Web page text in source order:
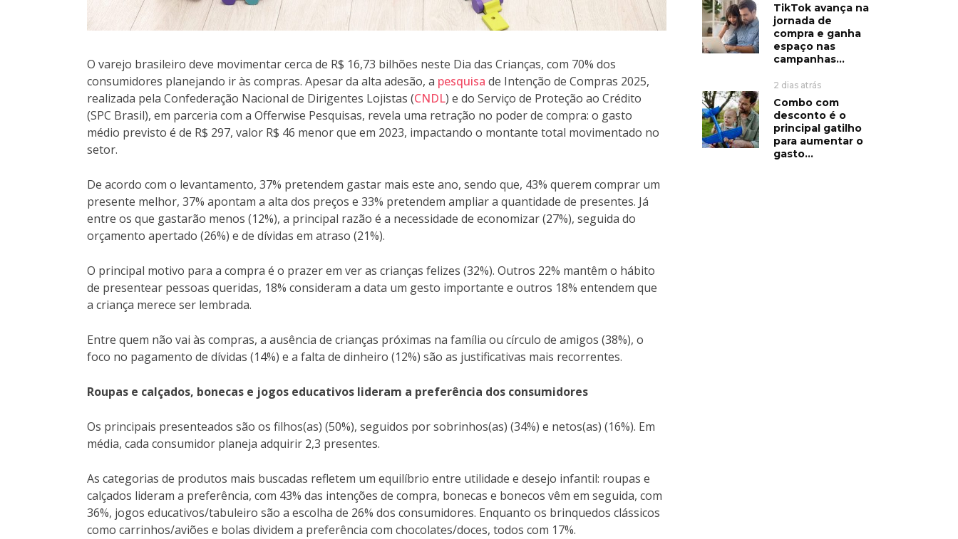
O varejo brasileiro deve movimentar cerca de R$ 16,73 bilhões neste Dia das Crianças, com 70% dos
consumidores planejando ir às compras. Apesar da alta adesão, a pesquisa de Intenção de Compras 2025,
realizada pela Confederação Nacional de Dirigentes Lojistas (CNDL) e do Serviço de Proteção ao Crédito
(SPC Brasil), em parceria com a Offerwise Pesquisas, revela uma retração no poder de compra: o gasto
médio previsto é de R$ 297, valor R$ 46 menor que em 2023, impactando o montante total movimentado no
setor.
De acordo com o levantamento, 37% pretendem gastar mais este ano, sendo que, 43% querem comprar um
presente melhor, 37% apontam a alta dos preços e 33% pretendem ampliar a quantidade de presentes. Já
entre os que gastarão menos (12%), a principal razão é a necessidade de economizar (27%), seguida do
orçamento apertado (26%) e de dívidas em atraso (21%).
O principal motivo para a compra é o prazer em ver as crianças felizes (32%). Outros 22% mantêm o hábito
de presentear pessoas queridas, 18% consideram a data um gesto importante e outros 18% entendem que
a criança merece ser lembrada.
Entre quem não vai às compras, a ausência de crianças próximas na família ou círculo de amigos (38%), o
foco no pagamento de dívidas (14%) e a falta de dinheiro (12%) são as justificativas mais recorrentes.
Roupas e calçados, bonecas e jogos educativos lideram a preferência dos consumidores
Os principais presenteados são os filhos(as) (50%), seguidos por sobrinhos(as) (34%) e netos(as) (16%). Em
média, cada consumidor planeja adquirir 2,3 presentes.
As categorias de produtos mais buscadas refletem um equilíbrio entre utilidade e desejo infantil: roupas e
calçados lideram a preferência, com 43% das intenções de compra, bonecas e bonecos vêm em seguida, com
36%, jogos educativos/tabuleiro são a escolha de 26% dos consumidores. Enquanto os brinquedos clássicos
como carrinhos/aviões e bolas dividem a preferência com chocolates/doces, todos com 17%.
TikTok avança na
jornada de
compra e ganha
espaço nas
campanhas...
2 dias atrás
Combo com
desconto é o
principal gatilho
para aumentar o
gasto...